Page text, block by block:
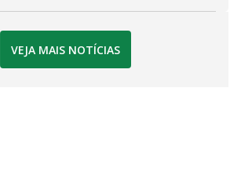
VEJA MAIS NOTÍCIAS